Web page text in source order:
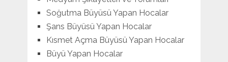
Soğutma Büyüsü Yapan Hocalar
Şans Büyüsü Yapan Hocalar
Kısmet Açma Büyüsü Yapan Hocalar
Büyü Yapan Hocalar